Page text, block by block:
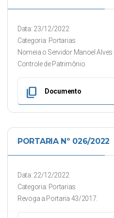
Data: 23/12/2022
Categoria: Portarias
Nomeia o Servidor Manoel
Controle de Patrimônio.
content_copy Documento
PORTARIA Nº 026/2022
Data: 22/12/2022
Categoria: Portarias
Revoga a Portaria 43/2017.